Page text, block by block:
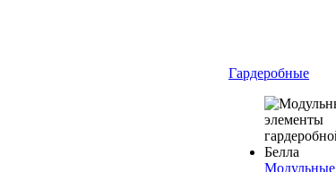
Гардеробные
Модульные